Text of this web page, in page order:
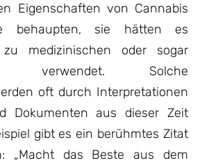
Eigenschaften von Cannabis
behaupten, sie hätten es
zu medizinischen oder sogar
verwendet. Solche
oft durch Interpretationen
Dokumenten aus dieser Zeit
gibt es ein berühmtes Zitat
„Macht das Beste aus dem